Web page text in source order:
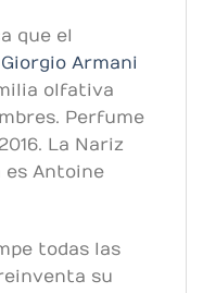
que el
Armani
olfativa
Perfume
La Nariz
Antoine
todas las
su